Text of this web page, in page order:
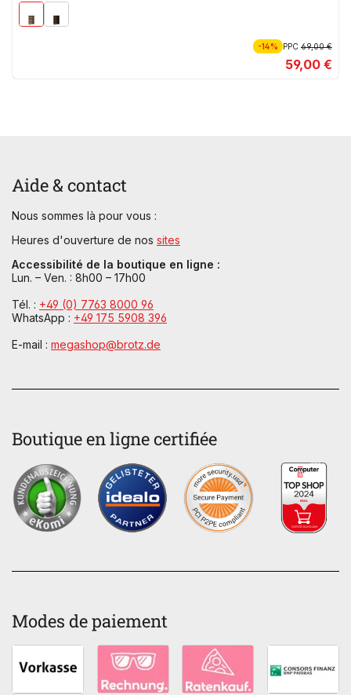
-14% PPC69,00 €
59,00 €
Aide & contact
Nous sommes là pour vous :
Heures d'ouverture de nos sites
Accessibilité de la boutique en ligne :
Lun. – Ven. : 8h00 – 17h00
Tél. : +49 (0) 7763 8000 96
WhatsApp : +49 175 5908 396
E-mail : megashop@brotz.de
Boutique en ligne certifiée
Modes de paiement